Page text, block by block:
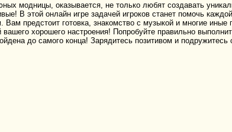
модницы, оказывается, не только любят создавать
В этой онлайн игре задачей игроков станет помочь
Вам предстоит готовка, знакомство с музыкой и многие
вашего хорошего настроения! Попробуйте правильно
до самого конца! Зарядитесь позитивом и